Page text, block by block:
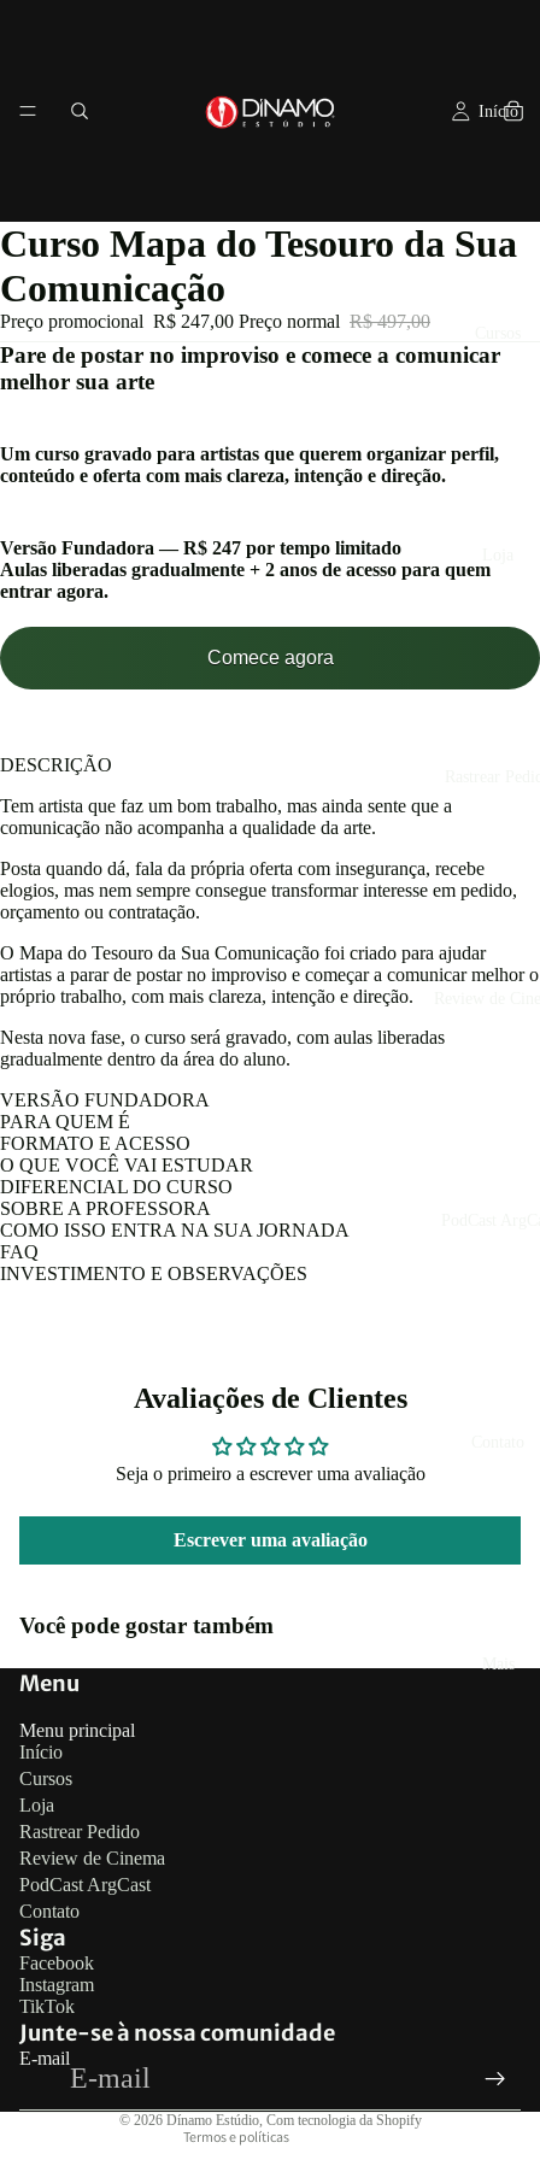
Início
Curso Mapa do Tesouro da Sua
Comunicação
Preço promocional R$ 247,00 Preço normal R$ 497,00
Pare de postar no improviso e comece a comunicar
melhor sua arte
Um curso gravado para artistas que querem organizar perfil,
conteúdo e oferta com mais clareza, intenção e direção.
Versão Fundadora — R$ 247 por tempo limitado
Aulas liberadas gradualmente + 2 anos de acesso para quem
entrar agora.
Comece agora
DESCRIÇÃO
Tem artista que faz um bom trabalho, mas ainda sente que a
comunicação não acompanha a qualidade da arte.
Posta quando dá, fala da própria oferta com insegurança, recebe
elogios, mas nem sempre consegue transformar interesse em pedido,
orçamento ou contratação.
O Mapa do Tesouro da Sua Comunicação foi criado para ajudar
artistas a parar de postar no improviso e começar a comunicar melhor o
próprio trabalho, com mais clareza, intenção e direção.
Nesta nova fase, o curso será gravado, com aulas liberadas
gradualmente dentro da área do aluno.
VERSÃO FUNDADORA
PARA QUEM É
FORMATO E ACESSO
O QUE VOCÊ VAI ESTUDAR
DIFERENCIAL DO CURSO
SOBRE A PROFESSORA
COMO ISSO ENTRA NA SUA JORNADA
FAQ
INVESTIMENTO E OBSERVAÇÕES
Avaliações de Clientes
Seja o primeiro a escrever uma avaliação
Escrever uma avaliação
Você pode gostar também
Menu
Menu principal
Início
Cursos
Loja
Rastrear Pedido
Review de Cinema
PodCast ArgCast
Contato
Siga
Facebook
Instagram
TikTok
Junte-se à nossa comunidade
E-mail
© 2026 Dínamo Estúdio, Com tecnologia da Shopify
Termos e políticas
Termos de serviço